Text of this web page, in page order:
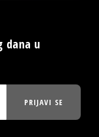
dana u
PRIJAVI SE